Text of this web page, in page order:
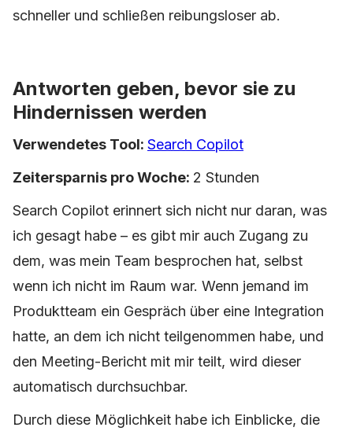
schneller und schließen reibungsloser ab.
Antworten geben, bevor sie zu
Hindernissen werden
Verwendetes Tool: Search Copilot
Zeitersparnis pro Woche: 2 Stunden
Search Copilot erinnert sich nicht nur daran, was
ich gesagt habe – es gibt mir auch Zugang zu
dem, was mein Team besprochen hat, selbst
wenn ich nicht im Raum war. Wenn jemand im
Produktteam ein Gespräch über eine Integration
hatte, an dem ich nicht teilgenommen habe, und
den Meeting-Bericht mit mir teilt, wird dieser
automatisch durchsuchbar.
Durch diese Möglichkeit habe ich Einblicke, die